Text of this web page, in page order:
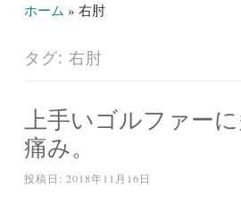
ホーム » 右肘
タグ: 右肘
上手いゴルファー
痛み。
投稿日: 2018年11月16日